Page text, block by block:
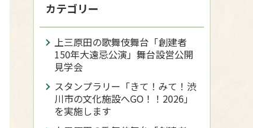
カテゴリー
上三原田の歌舞伎舞台「創建者
150年大遠忌公演」舞台設営公開
見学会
スタンプラリー「きて！みて！渋
川市の文化施設へGO！！2026」
を実施します